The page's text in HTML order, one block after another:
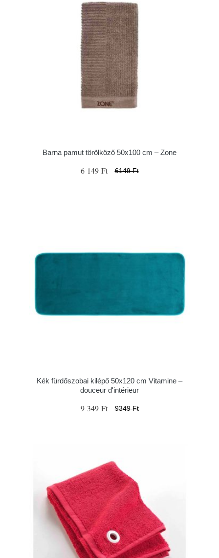
Barna pamut törölköző 50x100 cm – Zone
6 149 Ft 6149 Ft
Kék fürdőszobai kilépő 50x120 cm Vitamine –
douceur d'intérieur
9 349 Ft 9349 Ft